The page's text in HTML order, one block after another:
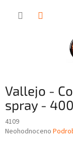
Vallejo -
spray -
4109
Průměrné
Neohodnoceno